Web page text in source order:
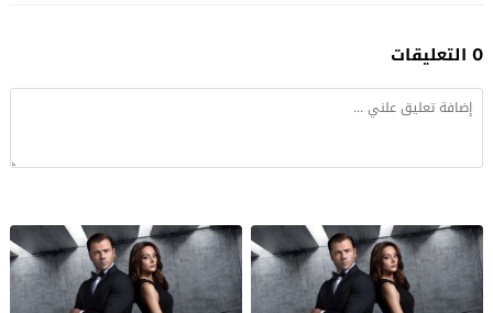
0 التعليقات